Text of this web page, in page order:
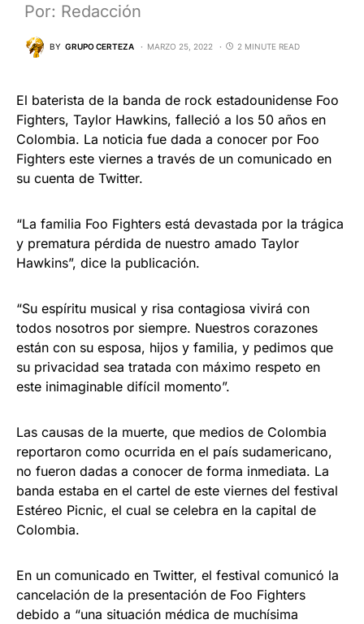
Por: Redacción
BY GRUPO CERTEZA MARZO 25, 2022 2 MINUTE READ
El baterista de la banda de rock estadounidense Foo
Fighters, Taylor Hawkins, falleció a los 50 años en
Colombia. La noticia fue dada a conocer por Foo
Fighters este viernes a través de un comunicado en
su cuenta de Twitter.
“La familia Foo Fighters está devastada por la trágica
y prematura pérdida de nuestro amado Taylor
Hawkins”, dice la publicación.
“Su espíritu musical y risa contagiosa vivirá con
todos nosotros por siempre. Nuestros corazones
están con su esposa, hijos y familia, y pedimos que
su privacidad sea tratada con máximo respeto en
este inimaginable difícil momento”.
Las causas de la muerte, que medios de Colombia
reportaron como ocurrida en el país sudamericano,
no fueron dadas a conocer de forma inmediata. La
banda estaba en el cartel de este viernes del festival
Estéreo Picnic, el cual se celebra en la capital de
Colombia.
En un comunicado en Twitter, el festival comunicó la
cancelación de la presentación de Foo Fighters
debido a “una situación médica de muchísima